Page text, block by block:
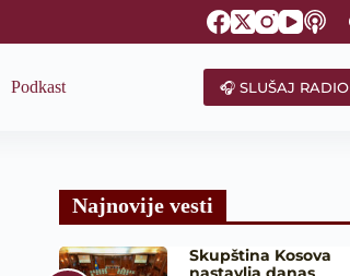
Podkast 🎧 SLUŠAJ RADIO
Najnovije vesti
Skupština Kosova